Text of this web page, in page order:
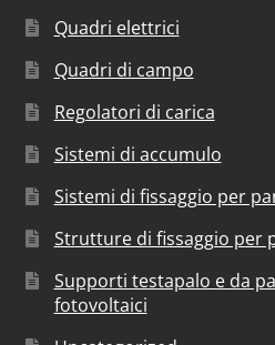
Quadri elettrici
Quadri di campo
Regolatori di carica
Sistemi di accumulo
Sistemi di fissaggio per
Strutture di fissaggio per
Supporti testapalo e da
fotovoltaici